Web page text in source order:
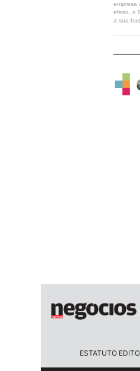
empresa
efeito, o
a sua